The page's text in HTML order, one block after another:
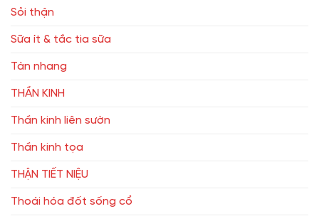
Sỏi thận
Sữa ít & tắc tia sữa
Tàn nhang
THẦN KINH
Thần kinh liên sườn
Thần kinh tọa
THẬN TIẾT NIỆU
Thoái hóa đốt sống cổ